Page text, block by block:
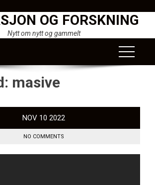
OG FORSKNING
Nytt om nytt og gammelt
masive
NOV 10 2022
NO COMMENTS